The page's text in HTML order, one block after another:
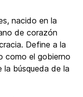
nacido en la
de corazón
Define a la
como el gobierno
la búsqueda de la